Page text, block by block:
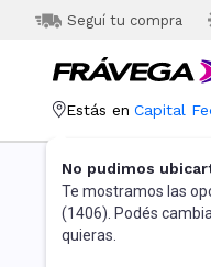
Seguí tu compra
Estás en Capital
No pudimos
Te mostramos las
(1406). Podés
quieras.